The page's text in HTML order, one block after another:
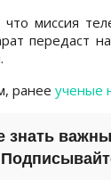
миссия
передаст
ранее ученые
знать